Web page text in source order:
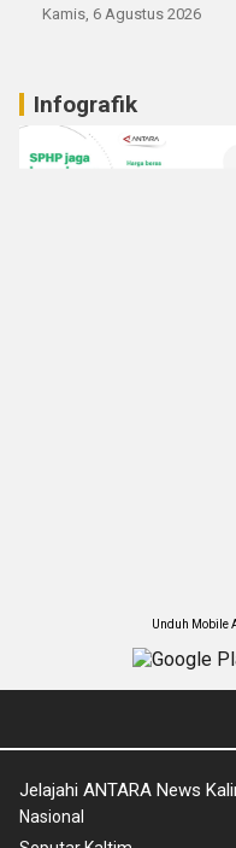
Kamis, 6 Agustus 2026
Infografik
Unduh Mobile
Jelajahi ANTARA News
Nasional